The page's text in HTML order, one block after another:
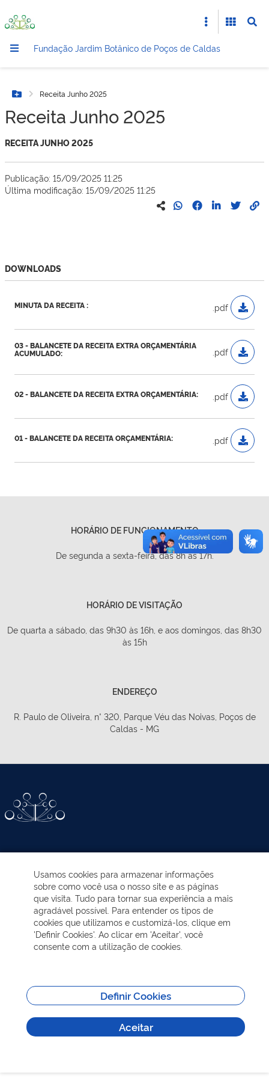
Fundação Jardim Botânico de Poços de Caldas
Botão Menu
Receita Junho 2025
Receita Junho 2025
RECEITA JUNHO 2025
Publicação: 15/09/2025 11:25
Última modificação: 15/09/2025 11:25
DOWNLOADS
MINUTA DA RECEITA : .pdf
03 - BALANCETE DA RECEITA EXTRA ORÇAMENTÁRIA
ACUMULADO:
.pdf
02 - BALANCETE DA RECEITA EXTRA ORÇAMENTÁRIA: .pdf
01 - BALANCETE DA RECEITA ORÇAMENTÁRIA: .pdf
HORÁRIO DE FUNCIONAMENTO
De segunda a sexta-feira, das 8h às 17h.
HORÁRIO DE VISITAÇÃO
De quarta a sábado, das 9h30 às 16h, e aos domingos, das 8h30
às 15h
ENDEREÇO
R. Paulo de Oliveira, n° 320, Parque Véu das Noivas, Poços de
Caldas - MG
EDUCAÇÃO AMBIENTAL
NOTÍCIAS
VISITAÇÃO
MAIS INFORMAÇÕES
Usamos cookies para armazenar informações
sobre como você usa o nosso site e as páginas
que visita. Tudo para tornar sua experiência a mais
agradável possível. Para entender os tipos de
cookies que utilizamos e customizá-los, clique em
'Definir Cookies'. Ao clicar em 'Aceitar', você
consente com a utilização de cookies.
Definir Cookies
Aceitar